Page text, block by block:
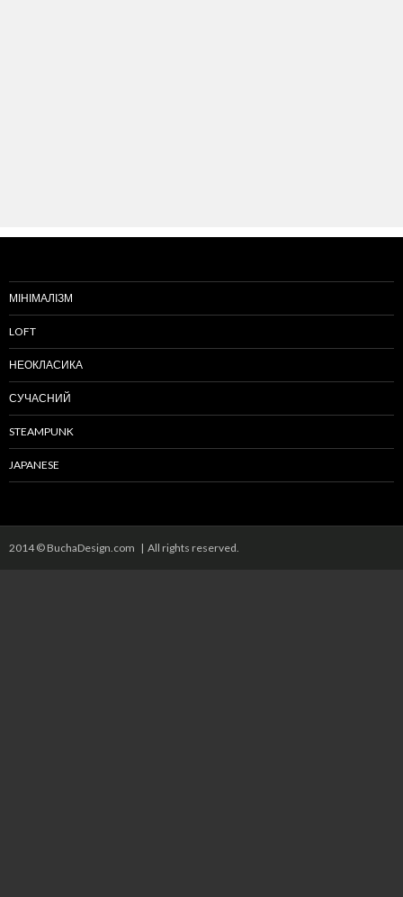
МІНІМАЛІЗМ
LOFT
НЕОКЛАСИКА
СУЧАСНИЙ
STEAMPUNK
JAPANESE
2014 © BuchaDesign.com | All rights reserved.